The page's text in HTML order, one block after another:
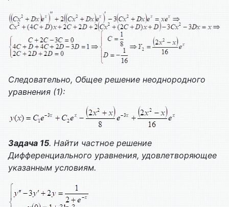
Следовательно, Общее решение неоднородного
уравнения (1):
Задача 15. Найти частное решение
Дифференциального уравнения, удовлетворяющее
указанным условиям.